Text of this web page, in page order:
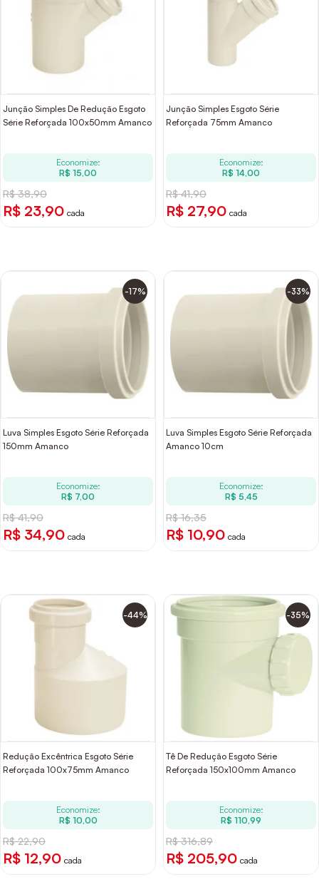
Junção Simples De Redução Esgoto
Série Reforçada 100x50mm Amanco
Economize:
R$ 15,00
R$ 38,90
R$ 23,90 cada
Junção Simples Esgoto Série
Reforçada 75mm Amanco
Economize:
R$ 14,00
R$ 41,90
R$ 27,90 cada
-17%
Luva Simples Esgoto Série Reforçada
150mm Amanco
Economize:
R$ 7,00
R$ 41,90
R$ 34,90 cada
-33%
Luva Simples Esgoto Série Reforçada
Amanco 10cm
Economize:
R$ 5,45
R$ 16,35
R$ 10,90 cada
-44%
Redução Excêntrica Esgoto Série
Reforçada 100x75mm Amanco
Economize:
R$ 10,00
R$ 22,90
R$ 12,90 cada
-35%
Tê De Redução Esgoto Série
Reforçada 150x100mm Amanco
Economize:
R$ 110,99
R$ 316,89
R$ 205,90 cada